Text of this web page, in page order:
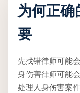
为何正确
要
先找错律师可能
身伤害律师可能
处理人身伤害案